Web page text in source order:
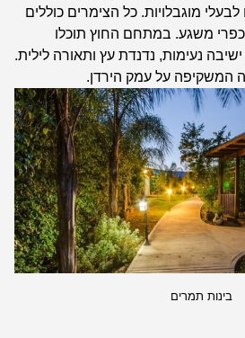
מוגבלויות. כל הצימרים כוללים
כפרי משגע. במתחם החוץ תוכלו
נעימות, נדנדת עץ ותאורה לילית.
המשקיפה על עמק הירדן.
בינות תמרים